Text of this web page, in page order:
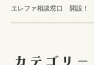
エレファ相談窓口 開設！